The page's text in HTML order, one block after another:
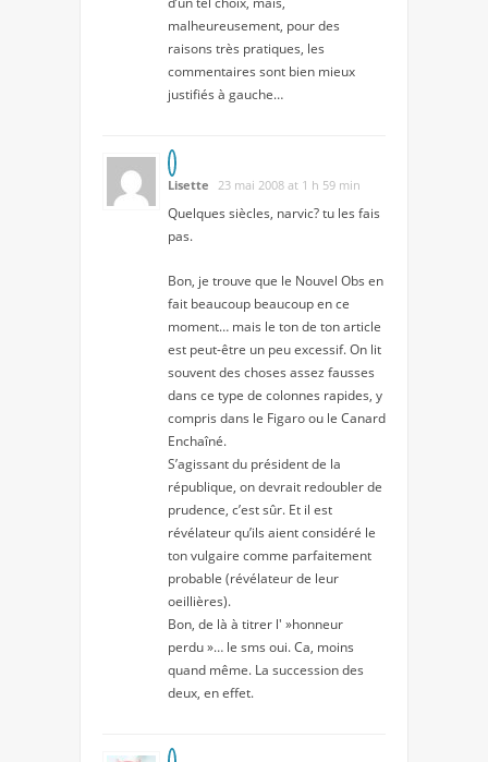
malheureusement, pour des
raisons très pratiques, les
commentaires sont bien mieux
justifiés à gauche…
Lisette 23 mai 2008 at 1 h 59 min
Quelques siècles, narvic? tu les fais
pas.
Bon, je trouve que le Nouvel Obs en
fait beaucoup beaucoup en ce
moment… mais le ton de ton article
est peut-être un peu excessif. On lit
souvent des choses assez fausses
dans ce type de colonnes rapides, y
compris dans le Figaro ou le Canard
Enchaîné.
S’agissant du président de la
république, on devrait redoubler de
prudence, c’est sûr. Et il est
révélateur qu’ils aient considéré le
ton vulgaire comme parfaitement
probable (révélateur de leur
oeillières).
Bon, de là à titrer l' »honneur
perdu »… le sms oui. Ca, moins
quand même. La succession des
deux, en effet.